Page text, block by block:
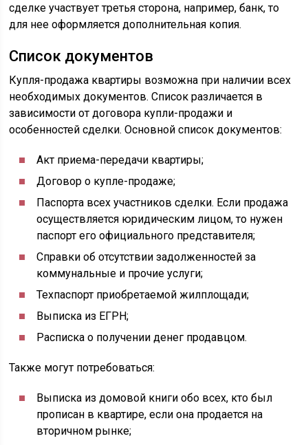
сделке участвует третья сторона, например, банк, то
для нее оформляется дополнительная копия.
Список документов
Купля-продажа квартиры возможна при наличии всех
необходимых документов. Список различается в
зависимости от договора купли-продажи и
особенностей сделки. Основной список документов:
Акт приема-передачи квартиры;
Договор о купле-продаже;
Паспорта всех участников сделки. Если продажа
осуществляется юридическим лицом, то нужен
паспорт его официального представителя;
Справки об отсутствии задолженностей за
коммунальные и прочие услуги;
Техпаспорт приобретаемой жилплощади;
Выписка из ЕГРН;
Расписка о получении денег продавцом.
Также могут потребоваться:
Выписка из домовой книги обо всех, кто был
прописан в квартире, если она продается на
вторичном рынке;